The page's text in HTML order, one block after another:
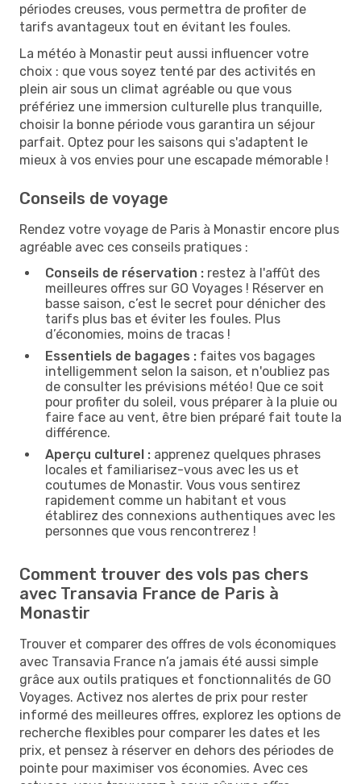
périodes creuses, vous permettra de profiter de
tarifs avantageux tout en évitant les foules.
La météo à Monastir peut aussi influencer votre
choix : que vous soyez tenté par des activités en
plein air sous un climat agréable ou que vous
préfériez une immersion culturelle plus tranquille,
choisir la bonne période vous garantira un séjour
parfait. Optez pour les saisons qui s'adaptent le
mieux à vos envies pour une escapade mémorable !
Conseils de voyage
Rendez votre voyage de Paris à Monastir encore plus
agréable avec ces conseils pratiques :
Conseils de réservation : restez à l'affût des
meilleures offres sur GO Voyages ! Réserver en
basse saison, c’est le secret pour dénicher des
tarifs plus bas et éviter les foules. Plus
d’économies, moins de tracas !
Essentiels de bagages : faites vos bagages
intelligemment selon la saison, et n'oubliez pas
de consulter les prévisions météo ! Que ce soit
pour profiter du soleil, vous préparer à la pluie ou
faire face au vent, être bien préparé fait toute la
différence.
Aperçu culturel : apprenez quelques phrases
locales et familiarisez-vous avec les us et
coutumes de Monastir. Vous vous sentirez
rapidement comme un habitant et vous
établirez des connexions authentiques avec les
personnes que vous rencontrerez !
Comment trouver des vols pas chers
avec Transavia France de Paris à
Monastir
Trouver et comparer des offres de vols économiques
avec Transavia France n’a jamais été aussi simple
grâce aux outils pratiques et fonctionnalités de GO
Voyages. Activez nos alertes de prix pour rester
informé des meilleures offres, explorez les options de
recherche flexibles pour comparer les dates et les
prix, et pensez à réserver en dehors des périodes de
pointe pour maximiser vos économies. Avec ces